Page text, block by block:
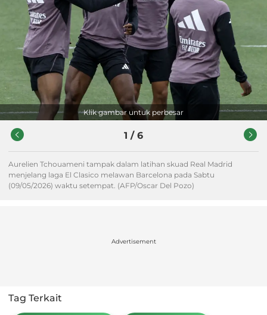
Klik gambar untuk perbesar
1 / 6
Aurelien Tchouameni tampak dalam latihan skuad Real Madrid
menjelang laga El Clasico melawan Barcelona pada Sabtu
(09/05/2026) waktu setempat. (AFP/Oscar Del Pozo)
Advertisement
Tag Terkait